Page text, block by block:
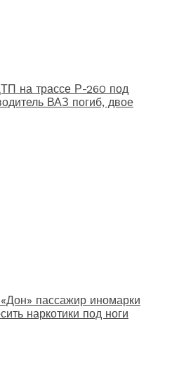
на трассе Р-260 под
ВАЗ погиб, двое
пассажир иномарки
наркотики под ноги